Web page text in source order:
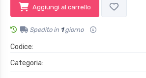
Aggiungi al carrello
Spedito in 1giorno
Codice:
Categoria: